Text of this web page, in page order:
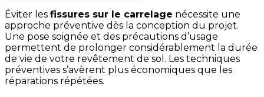
prévenir
les
fissures
sur
votre
carrelage
Éviter les fissures sur le carrelage nécessite une
approche préventive dès la conception du projet.
Une pose soignée et des précautions d’usage
permettent de prolonger considérablement la durée
de vie de votre revêtement de sol. Les techniques
préventives s’avèrent plus économiques que les
réparations répétées.